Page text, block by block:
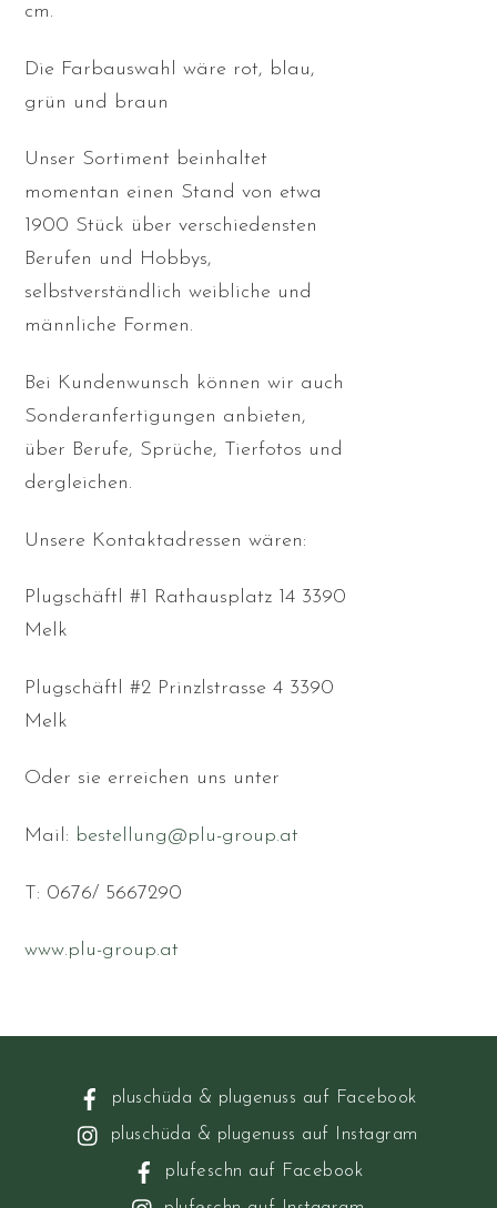
cm.
Die Farbauswahl wäre rot, blau,
grün und braun
Unser Sortiment beinhaltet
momentan einen Stand von etwa
1900 Stück über verschiedensten
Berufen und Hobbys,
selbstverständlich weibliche und
männliche Formen.
Bei Kundenwunsch können wir auch
Sonderanfertigungen anbieten,
über Berufe, Sprüche, Tierfotos und
dergleichen.
Unsere Kontaktadressen wären:
Plugschäftl #1 Rathausplatz 14 3390
Melk
Plugschäftl #2 Prinzlstrasse 4 3390
Melk
Oder sie erreichen uns unter
Mail: bestellung@plu-group.at
T: 0676/ 5667290
www.plu-group.at
pluschüda & plugenuss auf Facebook
pluschüda & plugenuss auf Instagram
plufeschn auf Facebook